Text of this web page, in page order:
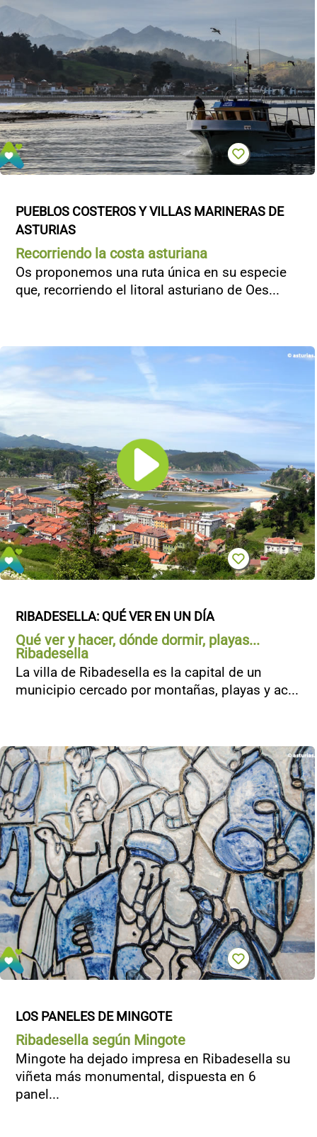
PUEBLOS COSTEROS Y VILLAS MARINERAS DE
ASTURIAS
Recorriendo la costa asturiana
Os proponemos una ruta única en su especie
que, recorriendo el litoral asturiano de Oes...
RIBADESELLA: QUÉ VER EN UN DÍA
Qué ver y hacer, dónde dormir, playas...
Ribadesella
La villa de Ribadesella es la capital de un
municipio cercado por montañas, playas y ac...
LOS PANELES DE MINGOTE
Ribadesella según Mingote
Mingote ha dejado impresa en Ribadesella su
viñeta más monumental, dispuesta en 6
panel...